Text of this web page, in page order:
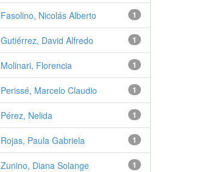
1
Fasolino, Nicolás Alberto
1
Gutiérrez, David Alfredo
1
Molinari, Florencia
1
Perissé, Marcelo Claudio
1
Pérez, Nelida
1
Rojas, Paula Gabriela
1
Zunino, Diana Solange